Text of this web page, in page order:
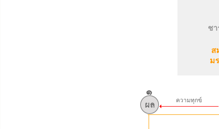
ช
ส
ม
ความทุกข์